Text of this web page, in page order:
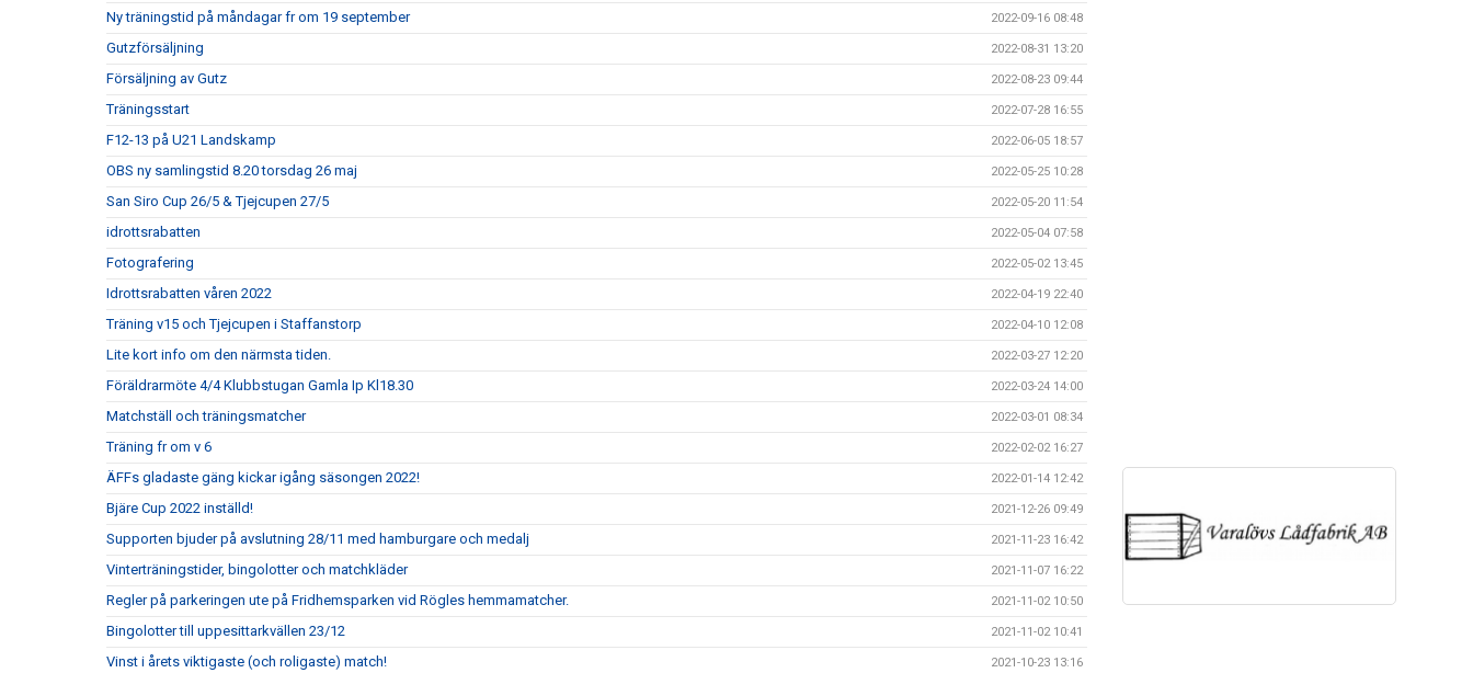
Ny träningstid på måndagar fr om 19 september 2022-09-16 08:48
Gutzförsäljning 2022-08-31 13:20
Försäljning av Gutz 2022-08-23 09:44
Träningsstart 2022-07-28 16:55
F12-13 på U21 Landskamp 2022-06-05 18:57
OBS ny samlingstid 8.20 torsdag 26 maj 2022-05-25 10:28
San Siro Cup 26/5 & Tjejcupen 27/5 2022-05-20 11:54
idrottsrabatten 2022-05-04 07:58
Fotografering 2022-05-02 13:45
Idrottsrabatten våren 2022 2022-04-19 22:40
Träning v15 och Tjejcupen i Staffanstorp 2022-04-10 12:08
Lite kort info om den närmsta tiden. 2022-03-27 12:20
Föräldrarmöte 4/4 Klubbstugan Gamla Ip Kl18.30 2022-03-24 14:00
Matchställ och träningsmatcher 2022-03-01 08:34
Träning fr om v 6 2022-02-02 16:27
ÄFFs gladaste gäng kickar igång säsongen 2022! 2022-01-14 12:42
Bjäre Cup 2022 inställd! 2021-12-26 09:49
Supporten bjuder på avslutning 28/11 med hamburgare och medalj 2021-11-23 16:42
Vinterträningstider, bingolotter och matchkläder 2021-11-07 16:22
Regler på parkeringen ute på Fridhemsparken vid Rögles hemmamatcher. 2021-11-02 10:50
Bingolotter till uppesittarkvällen 23/12 2021-11-02 10:41
Vinst i årets viktigaste (och roligaste) match! 2021-10-23 13:16